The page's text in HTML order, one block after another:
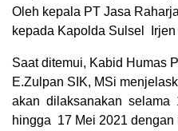
Oleh kepala PT Jasa
kepada Kapolda Sulsel
Saat ditemui, Kabid Humas
E.Zulpan SIK, MSi
akan dilaksanakan
hingga 17 Mei 2021